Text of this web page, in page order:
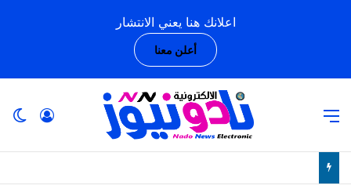
اعلانك هنا يعني الانتشار
أعلن معنا